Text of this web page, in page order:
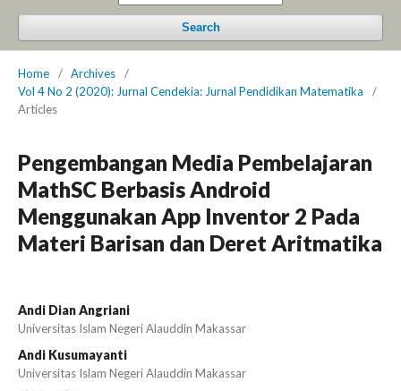
Search
Home / Archives
/
Vol 4 No 2 (2020): Jurnal Cendekia: Jurnal Pendidikan Matematika
/
Articles
Pengembangan Media Pembelajaran
MathSC Berbasis Android
Menggunakan App Inventor 2 Pada
Materi Barisan dan Deret Aritmatika
Andi Dian Angriani
Universitas Islam Negeri Alauddin Makassar
Andi Kusumayanti
Universitas Islam Negeri Alauddin Makassar